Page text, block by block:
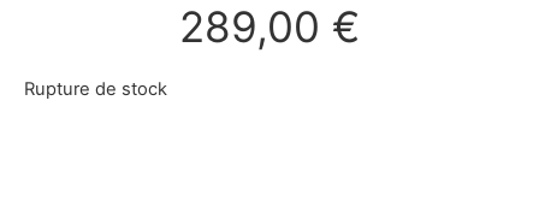
289,00 €
Rupture de stock